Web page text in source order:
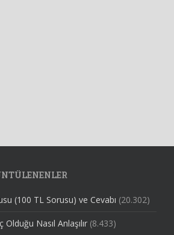
(100 TL Sorusu) ve Cevabı (20.302)
Olduğu Nasıl Anlaşılır (8.433)